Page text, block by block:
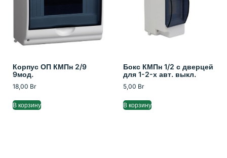
Корпус ОП КМПн 2/9
9мод.
18,00 Br
В корзину
Бокс КМПн 1/2 с дверцей
для 1-2-х авт. выкл.
5,00 Br
В корзину